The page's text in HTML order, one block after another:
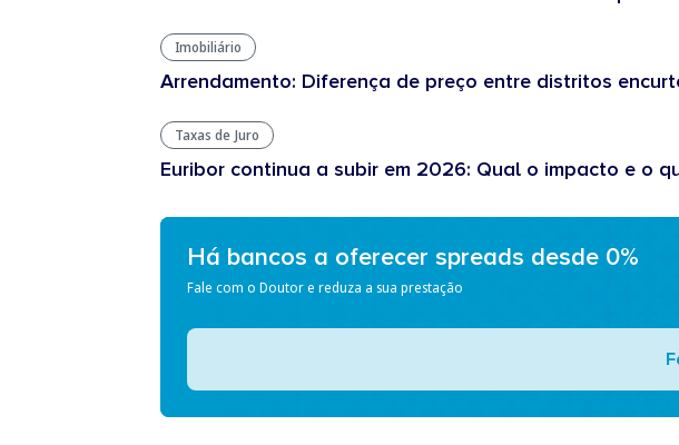
Imobiliário
Arrendamento: Diferença de preço entre distritos
Taxas de Juro
Euribor continua a subir em 2026: Qual o impacto e o
Há bancos a oferecer spreads desde 0%
Fale com o Doutor e reduza a sua prestação